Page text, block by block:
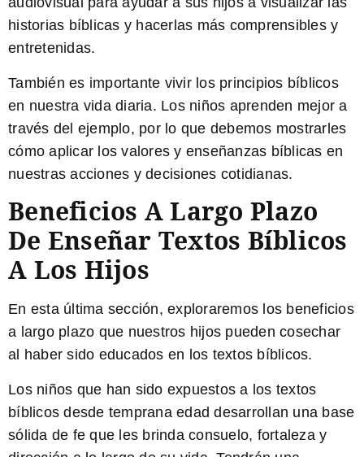
historias bíblicas y hacerlas más comprensibles y
entretenidas.
También es importante vivir los principios bíblicos
en nuestra vida diaria. Los niños aprenden mejor a
través del ejemplo, por lo que debemos mostrarles
cómo aplicar los valores y enseñanzas bíblicas en
nuestras acciones y decisiones cotidianas.
Beneficios A Largo Plazo
De Enseñar Textos Bíblicos
A Los Hijos
En esta última sección, exploraremos los beneficios
a largo plazo que nuestros hijos pueden cosechar
al haber sido educados en los textos bíblicos.
Los niños que han sido expuestos a los textos
bíblicos desde temprana edad desarrollan una base
sólida de fe que les brinda consuelo, fortaleza y